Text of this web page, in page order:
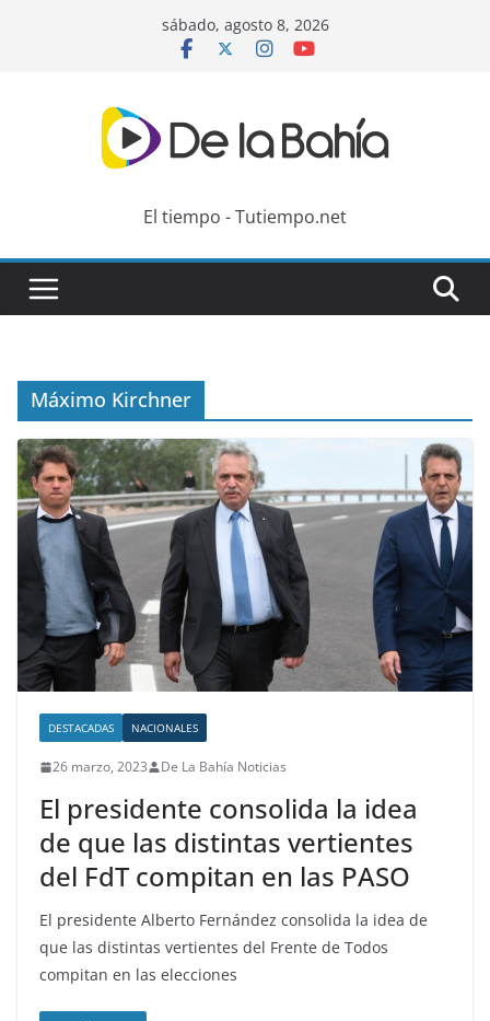
sábado, agosto 8, 2026
El tiempo - Tutiempo.net
Máximo Kirchner
DESTACADAS NACIONALES
26 marzo, 2023 De La Bahía Noticias
El presidente consolida la idea
de que las distintas vertientes
del FdT compitan en las PASO
El presidente Alberto Fernández consolida la idea de
que las distintas vertientes del Frente de Todos
compitan en las elecciones